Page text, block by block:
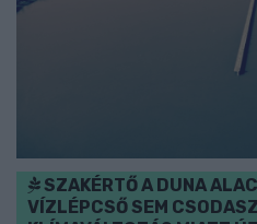
SZAKÉRTŐ A DUNA
VÍZLÉPCSŐ SEM